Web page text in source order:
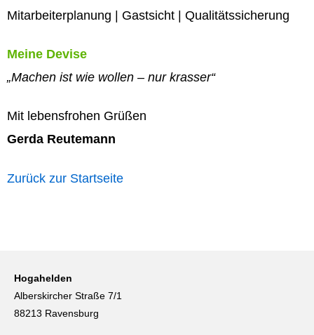
Mitarbeiterplanung | Gastsicht | Qualitätssicherung
Meine Devise
„Machen ist wie wollen – nur krasser“
Mit lebensfrohen Grüßen
Gerda Reutemann
Zurück zur Startseite
Hogahelden
Alberskircher Straße 7/1
88213 Ravensburg